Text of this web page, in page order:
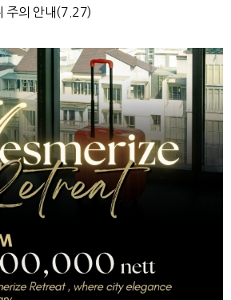
주의 안내(7.27)